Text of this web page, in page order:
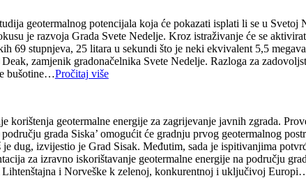
geotermalnog potencijala koja će pokazati isplati li se u
je razvoja Grada Svete Nedelje. Kroz istraživanje će se
69 stupnjeva, 25 litara u sekundi što je neki ekvivalent 5,5
zamjenik gradonačelnika Svete Nedelje. Razloga za
bušotine…Pročitaj više
korištenja geotermalne energije za zagrijevanje javnih zgrada.
grada Siska’ omogućit će gradnju prvog geotermalnog
dug, izvijestio je Grad Sisak. Međutim, sada je ispitivanjima
za izravno iskorištavanje geotermalne energije na području
Lihtenštajna i Norveške k zelenoj, konkurentnoj i uključivoj